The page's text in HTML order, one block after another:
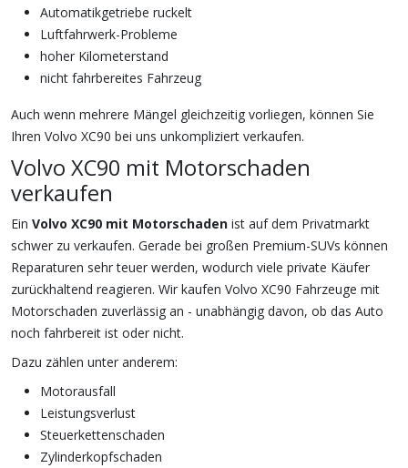
Automatikgetriebe ruckelt
Luftfahrwerk-Probleme
hoher Kilometerstand
nicht fahrbereites Fahrzeug
Auch wenn mehrere Mängel gleichzeitig vorliegen, können Sie
Ihren Volvo XC90 bei uns unkompliziert verkaufen.
Volvo XC90 mit Motorschaden
verkaufen
Ein Volvo XC90 mit Motorschaden ist auf dem Privatmarkt
schwer zu verkaufen. Gerade bei großen Premium-SUVs können
Reparaturen sehr teuer werden, wodurch viele private Käufer
zurückhaltend reagieren. Wir kaufen Volvo XC90 Fahrzeuge mit
Motorschaden zuverlässig an - unabhängig davon, ob das Auto
noch fahrbereit ist oder nicht.
Dazu zählen unter anderem:
Motorausfall
Leistungsverlust
Steuerkettenschaden
Zylinderkopfschaden